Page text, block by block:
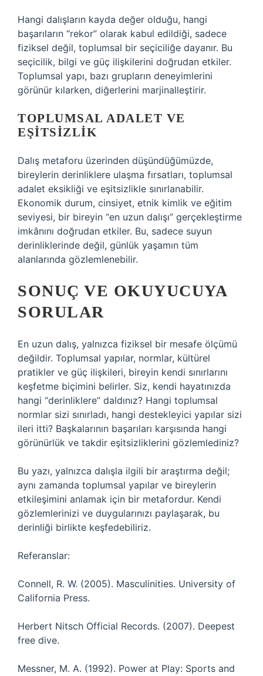
Hangi dalışların kayda değer olduğu, hangi
başarıların “rekor” olarak kabul edildiği, sadece
fiziksel değil, toplumsal bir seçiciliğe dayanır. Bu
seçicilik, bilgi ve güç ilişkilerini doğrudan etkiler.
Toplumsal yapı, bazı grupların deneyimlerini
görünür kılarken, diğerlerini marjinalleştirir.
TOPLUMSAL ADALET VE
EŞITSIZLIK
Dalış metaforu üzerinden düşündüğümüzde,
bireylerin derinliklere ulaşma fırsatları, toplumsal
adalet eksikliği ve eşitsizlikle sınırlanabilir.
Ekonomik durum, cinsiyet, etnik kimlik ve eğitim
seviyesi, bir bireyin “en uzun dalışı” gerçekleştirme
imkânını doğrudan etkiler. Bu, sadece suyun
derinliklerinde değil, günlük yaşamın tüm
alanlarında gözlemlenebilir.
SONUÇ VE OKUYUCUYA
SORULAR
En uzun dalış, yalnızca fiziksel bir mesafe ölçümü
değildir. Toplumsal yapılar, normlar, kültürel
pratikler ve güç ilişkileri, bireyin kendi sınırlarını
keşfetme biçimini belirler. Siz, kendi hayatınızda
hangi “derinliklere” daldınız? Hangi toplumsal
normlar sizi sınırladı, hangi destekleyici yapılar sizi
ileri itti? Başkalarının başarıları karşısında hangi
görünürlük ve takdir eşitsizliklerini gözlemlediniz?
Bu yazı, yalnızca dalışla ilgili bir araştırma değil;
aynı zamanda toplumsal yapılar ve bireylerin
etkileşimini anlamak için bir metafordur. Kendi
gözlemlerinizi ve duygularınızı paylaşarak, bu
derinliği birlikte keşfedebiliriz.
Referanslar:
Connell, R. W. (2005). Masculinities. University of
California Press.
Herbert Nitsch Official Records. (2007). Deepest
free dive.
Messner, M. A. (1992). Power at Play: Sports and